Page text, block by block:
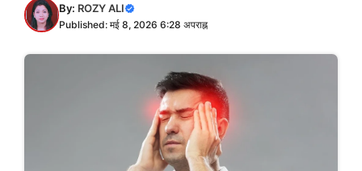
By: ROZY ALI
Published: मई 8, 2026 6:28 अपराह्न